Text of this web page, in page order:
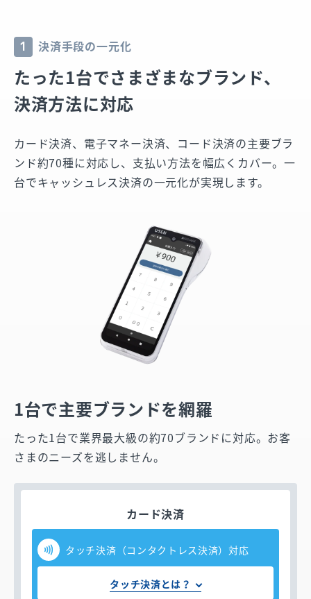
1 決済手段の一元化
たった1台でさまざまなブランド、
決済方法に対応
カード決済、電子マネー決済、コード決済の主要ブラ
ンド約70種に対応し、支払い方法を幅広くカバー。一
台でキャッシュレス決済の一元化が実現します。
1台で主要ブランドを網羅
たった1台で業界最大級の約70ブランドに対応。お客
さまのニーズを逃しません。
カード決済
タッチ決済（コンタクトレス決済）対応
タッチ決済とは？